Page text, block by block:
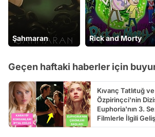
Şahmaran Rick and Morty
Geçen haftaki haberler için
Kıvanç Tatlıtuğ
Özpirinçci'nin
Euphoria'nın 3.
Filmlerle İlgili